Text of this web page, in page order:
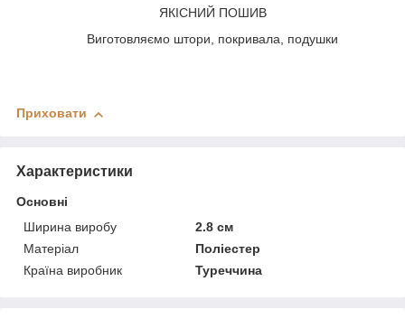
ЯКІСНИЙ ПОШИВ
Виготовляємо штори, покривала, подушки
Приховати
Характеристики
Основні
Ширина виробу
2.8 см
Матеріал
Поліестер
Країна виробник
Туреччина